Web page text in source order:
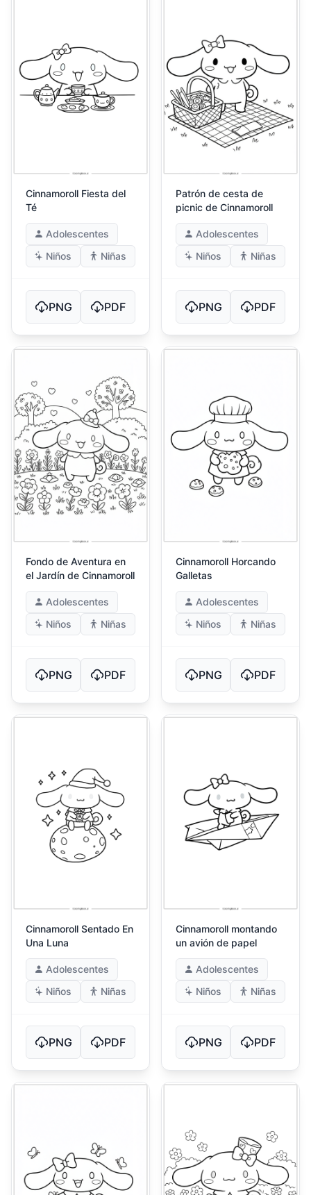
Cinnamoroll Fiesta del
Té
Adolescentes
Niños
Niñas
PNG PDF
Patrón de cesta de
picnic de Cinnamoroll
Adolescentes
Niños
Niñas
PNG PDF
Fondo de Aventura en
el Jardín de Cinnamoroll
Adolescentes
Niños
Niñas
PNG PDF
Cinnamoroll Horcando
Galletas
Adolescentes
Niños
Niñas
PNG PDF
Cinnamoroll Sentado En
Una Luna
Adolescentes
Niños
Niñas
PNG PDF
Cinnamoroll montando
un avión de papel
Adolescentes
Niños
Niñas
PNG PDF